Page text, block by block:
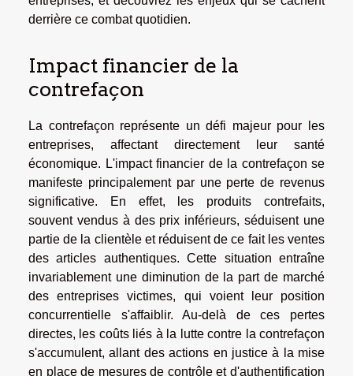
derrière ce combat quotidien.
Impact financier de la
contrefaçon
La contrefaçon représente un défi majeur pour les
entreprises, affectant directement leur santé
économique. L'impact financier de la contrefaçon se
manifeste principalement par une perte de revenus
significative. En effet, les produits contrefaits,
souvent vendus à des prix inférieurs, séduisent une
partie de la clientèle et réduisent de ce fait les ventes
des articles authentiques. Cette situation entraîne
invariablement une diminution de la part de marché
des entreprises victimes, qui voient leur position
concurrentielle s'affaiblir. Au-delà de ces pertes
directes, les coûts liés à la lutte contre la contrefaçon
s'accumulent, allant des actions en justice à la mise
en place de mesures de contrôle et d'authentification